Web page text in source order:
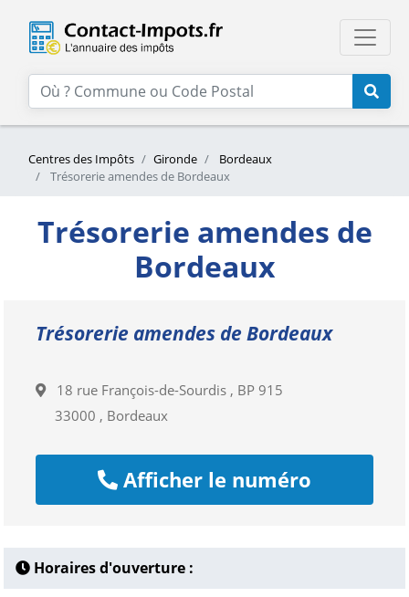
Centres des Impôts Gironde
Bordeaux
Trésorerie amendes de Bordeaux
Trésorerie amendes de
Bordeaux
Trésorerie amendes de Bordeaux
18 rue François-de-Sourdis , BP 915
33000 , Bordeaux
Afficher le numéro
Horaires d'ouverture :